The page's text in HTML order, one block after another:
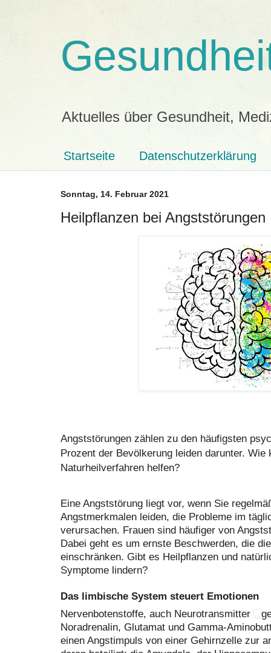
Aktuelles über Gesundheit,
Startseite Datenschutzerklärung
Sonntag, 14. Februar 2021
Heilpflanzen bei Angststörungen
Angststörungen zählen zu den häufigsten
Prozent der Bevölkerung leiden darunter. Wie
Naturheilverfahren helfen?
Eine Angststörung liegt vor, wenn Sie
Angstmerkmalen leiden, die Probleme im
verursachen. Frauen sind häufiger von
Dabei geht es um ernste Beschwerden, die
einschränken. Gibt es Heilpflanzen und
Symptome lindern?
Das limbische System steuert Emotionen
Nervenbotenstoffe, auch Neurotransmitter
Noradrenalin, Glutamat und Gamma-
einen Angstimpuls von einer Gehirnzelle zur